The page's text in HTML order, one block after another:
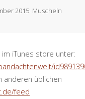
2015: Muscheln
iTunes store unter:
anderen üblichen
feed